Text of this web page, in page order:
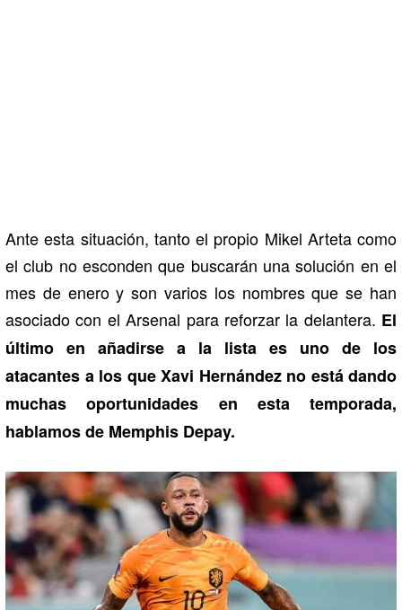
Ante esta situación, tanto el propio Mikel Arteta como
el club no esconden que buscarán una solución en el
mes de enero y son varios los nombres que se han
asociado con el Arsenal para reforzar la delantera. El
último en añadirse a la lista es uno de los
atacantes a los que Xavi Hernández no está dando
muchas oportunidades en esta temporada,
hablamos de Memphis Depay.